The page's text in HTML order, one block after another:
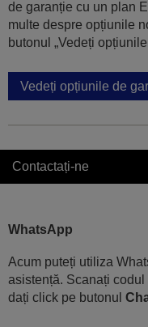
de garanție cu un plan
multe despre opțiunile
butonul „Vedeți
Vedeți opțiunile de
Contactați-ne
WhatsApp
Acum puteți utiliza
asistență. Scanați
dați click pe butonul